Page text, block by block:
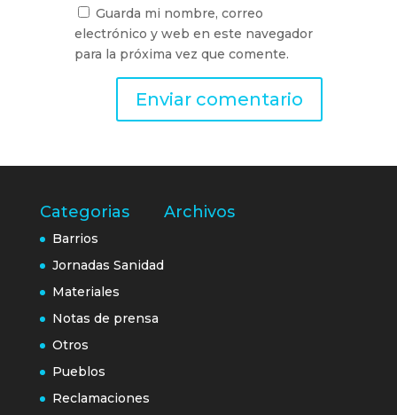
Guarda mi nombre, correo
electrónico y web en este navegador
para la próxima vez que comente.
Categorias
Barrios
Jornadas Sanidad
Materiales
Notas de prensa
Otros
Pueblos
Reclamaciones
Archivos